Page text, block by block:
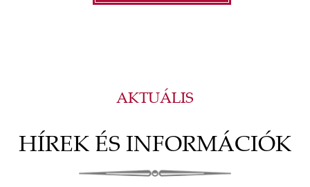
AKTUÁLIS
HÍREK ÉS INFORMÁCIÓK